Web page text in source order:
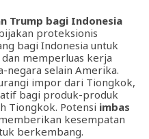
Trump bagi Indonesia
proteksionis
bagi Indonesia untuk
memperluas kerja
negara selain Amerika.
impor dari Tiongkok,
bagi produk-produk
Tiongkok. Potensi imbas
kesempatan
berkembang.